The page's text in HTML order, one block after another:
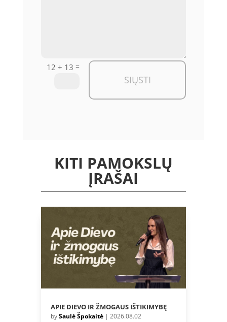
12 + 13 =
SIŲSTI
KITI PAMOKSLŲ
ĮRAŠAI
APIE DIEVO IR ŽMOGAUS IŠTIKIMYBĘ
bySaulė Špokaitė| 2026.08.02